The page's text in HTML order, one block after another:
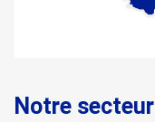
Notre secteur